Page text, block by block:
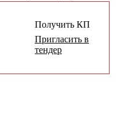
Получить КП
Пригласить в
тендер